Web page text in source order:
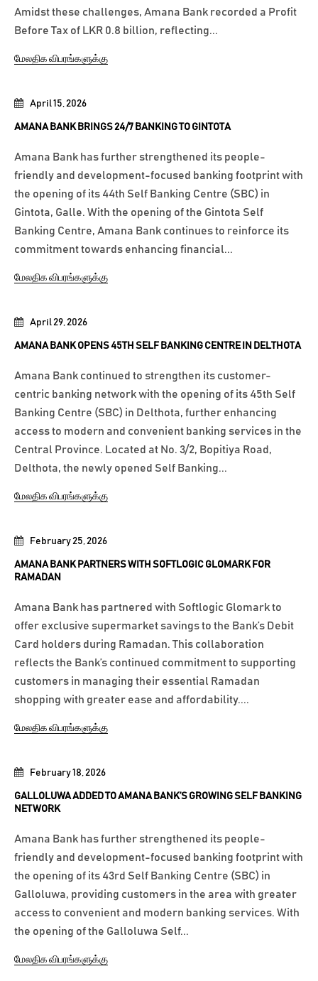
February 18, 2026
GALLOLUWA ADDED TO AMANA BANK’S GROWING SELF BANKING
NETWORK
Amana Bank has further strengthened its people-
friendly and development-focused banking footprint with
the opening of its 43rd Self Banking Centre (SBC) in
Galloluwa, providing customers in the area with greater
access to convenient and modern banking services. With
the opening of the Galloluwa Self...
மேலதிக விபரங்களுக்கு
February 25, 2026
AMANA BANK PARTNERS WITH SOFTLOGIC GLOMARK FOR
RAMADAN
Amana Bank has partnered with Softlogic Glomark to
offer exclusive supermarket savings to the Bank’s Debit
Card holders during Ramadan. This collaboration
reflects the Bank’s continued commitment to supporting
customers in managing their essential Ramadan
shopping with greater ease and affordability....
மேலதிக விபரங்களுக்கு
April 29, 2026
AMANA BANK OPENS 45TH SELF BANKING CENTRE IN DELTHOTA
Amana Bank continued to strengthen its customer-
centric banking network with the opening of its 45th Self
Banking Centre (SBC) in Delthota, further enhancing
access to modern and convenient banking services in the
Central Province. Located at No. 3/2, Bopitiya Road,
Delthota, the newly opened Self Banking...
மேலதிக விபரங்களுக்கு
April 15, 2026
AMANA BANK BRINGS 24/7 BANKING TO GINTOTA
Amana Bank has further strengthened its people-
friendly and development-focused banking footprint with
the opening of its 44th Self Banking Centre (SBC) in
Gintota, Galle. With the opening of the Gintota Self
Banking Centre, Amana Bank continues to reinforce its
commitment towards enhancing financial...
மேலதிக விபரங்களுக்கு
Amidst these challenges, Amana Bank recorded a Profit
Before Tax of LKR 0.8 billion, reflecting...
மேலதிக விபரங்களுக்கு